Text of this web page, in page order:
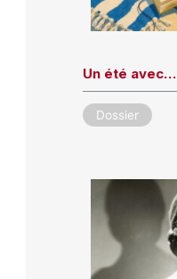
Un été avec…
Dossier